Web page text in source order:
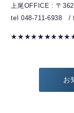
上尾OFFICE : 〒
tel 048-711-6938 /
お